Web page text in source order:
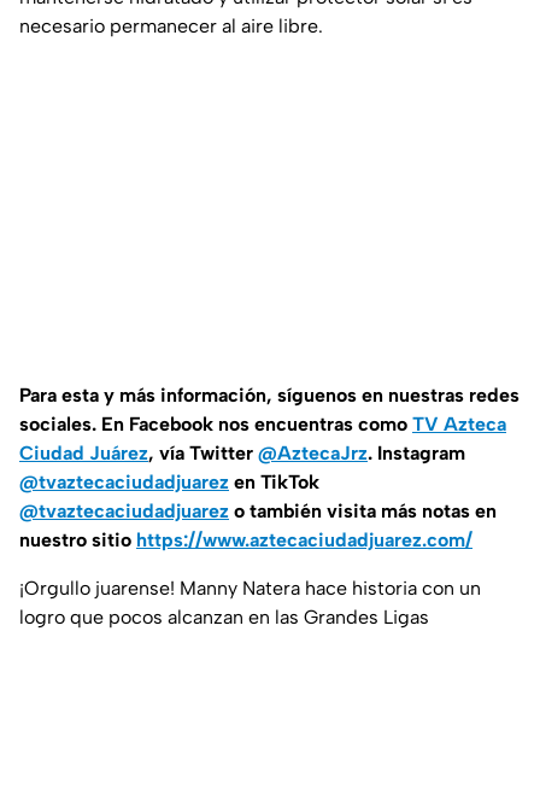
necesario permanecer al aire libre.
Para esta y más información, síguenos en nuestras redes
sociales. En Facebook nos encuentras como TV Azteca
Ciudad Juárez, vía Twitter @AztecaJrz. Instagram
@tvaztecaciudadjuarez en TikTok
@tvaztecaciudadjuarez o también visita más notas en
nuestro sitio https://www.aztecaciudadjuarez.com/
¡Orgullo juarense! Manny Natera hace historia con un
logro que pocos alcanzan en las Grandes Ligas